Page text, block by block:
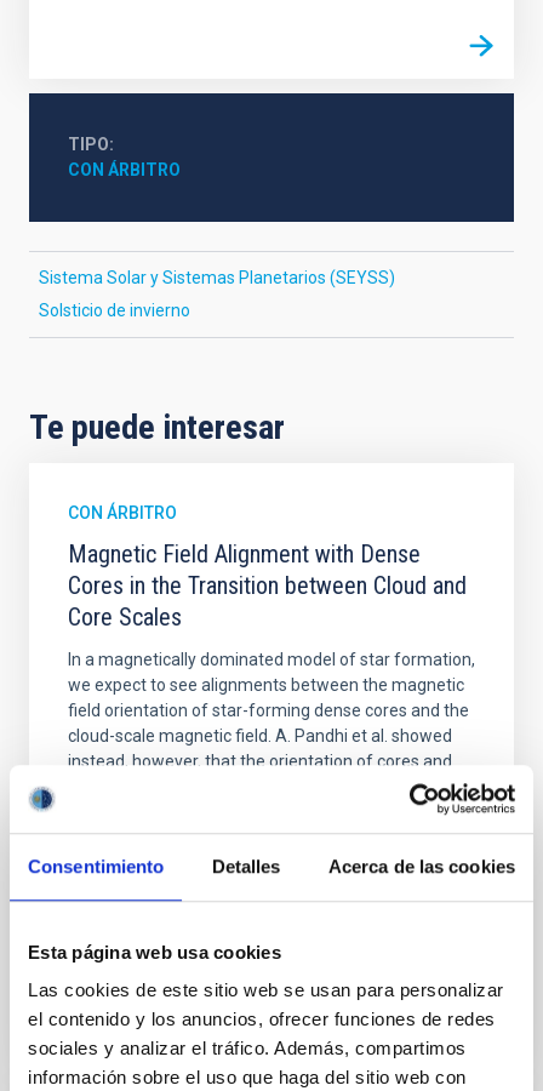
Consentimiento Detalles Acerca de las cookies
Esta página web usa cookies
Las cookies de este sitio web se usan para personalizar
el contenido y los anuncios, ofrecer funciones de redes
sociales y analizar el tráfico. Además, compartimos
información sobre el uso que haga del sitio web con
TIPO
CON ÁRBITRO
Sistema Solar y Sistemas Planetarios (SEYSS)
Solsticio de invierno
Te puede interesar
CON ÁRBITRO
Magnetic Field Alignment with Dense
Cores in the Transition between Cloud and
Core Scales
In a magnetically dominated model of star formation,
we expect to see alignments between the magnetic
field orientation of star-forming dense cores and the
cloud-scale magnetic field. A. Pandhi et al. showed
instead, however, that the orientation of cores and
their angular momentum vectors appear random
Yin, Sean et al.
Fecha de publicación: 5 2026
NÚMERO DE CITAS